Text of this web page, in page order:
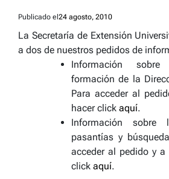
Publicado el 24 agosto, 2010
La Secretaría de Extensión
a dos de nuestros pedidos de
Información
formación de la
Para acceder al
hacer click aquí.
Información sobre
pasantías y
acceder al pedido y
click aquí.